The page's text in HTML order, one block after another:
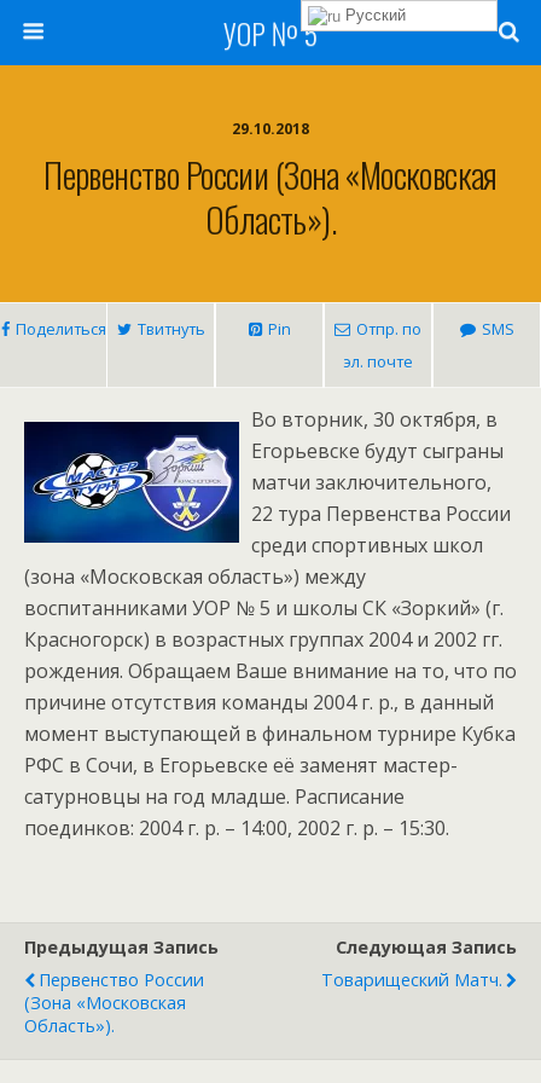
УОР № 5
29.10.2018
Первенство России (зона «Московская
Область»).
Поделиться Твитнуть Pin
Отпр. по
эл. почте
SMS
Во вторник, 30 октября, в
Егорьевске будут сыграны
матчи заключительного,
22 тура Первенства России
среди спортивных школ
(зона «Московская область») между
воспитанниками УОР № 5 и школы СК «Зоркий» (г.
Красногорск) в возрастных группах 2004 и 2002 гг.
рождения. Обращаем Ваше внимание на то, что по
причине отсутствия команды 2004 г. р., в данный
момент выступающей в финальном турнире Кубка
РФС в Сочи, в Егорьевске её заменят мастер-
сатурновцы на год младше. Расписание
поединков: 2004 г. р. – 14:00, 2002 г. р. – 15:30.
Предыдущая Запись
Первенство России
(зона «Московская
Область»).
Следующая Запись
Товарищеский Матч.
Русский